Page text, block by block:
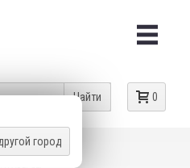
город
0
Найти